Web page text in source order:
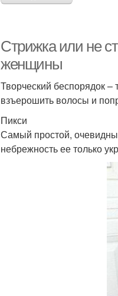
Стрижка или не
женщины
Творческий беспорядок
взъерошить волосы и
Пикси
Самый простой,
небрежность ее только